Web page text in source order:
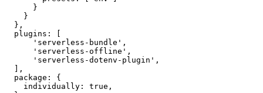
      }
    }
  },
  plugins: [
      'serverless-bundle',
      'serverless-offline',
      'serverless-dotenv-plugin',
  ],
  package: {
    individually: true,